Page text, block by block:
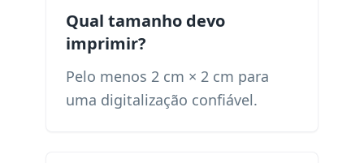
Qual tamanho devo
imprimir?
Pelo menos 2 cm × 2 cm para
uma digitalização confiável.